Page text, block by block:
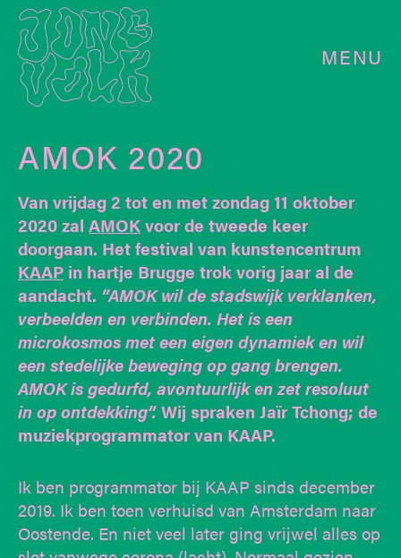
MENU
AMOK 2020
Van vrijdag 2 tot en met zondag 11 oktober
2020 zal AMOKvoor de tweede keer
doorgaan. Het festival van kunstencentrum
KAAP in hartje Brugge trok vorig jaar al de
aandacht. “AMOK wil de stadswijk verklanken,
verbeelden en verbinden. Het is een
microkosmos met een eigen dynamiek en wil
een stedelijke beweging op gang brengen.
AMOK is gedurfd, avontuurlijk en zet resoluut
in op ontdekking”.Wij spraken Jaïr Tchong; de
muziekprogrammator van KAAP.
Ik ben programmator bij KAAP sinds december
2019. Ik ben toen verhuisd van Amsterdam naar
Oostende. En niet veel later ging vrijwel alles op